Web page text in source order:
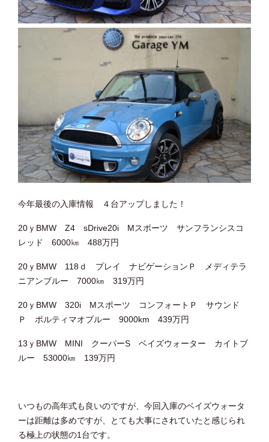
今年最後の入庫情報 ４台アップしました！
20ｙBMW Z4 sDrive20i Mスポーツ サンフランシスコ
レッド 6000㎞ 488万円
20ｙBMW 118ｄ プレイ ナビゲーションＰ メディテラ
ニアンブルー 7000㎞ 319万円
20ｙBMW 320i Mスポーツ コンフォートＰ サウンド
Ｐ ポルティマオブルー 9000km 439万円
13ｙBMW MINI クーパーS ベイズウォーター カイトブ
ルー 53000㎞ 139万円
いつもの高年式も良いのですが、今回入庫のベイズウォータ
ーは距離は多めですが、とても大事にされていたと感じられ
る極上の状態の1台です。